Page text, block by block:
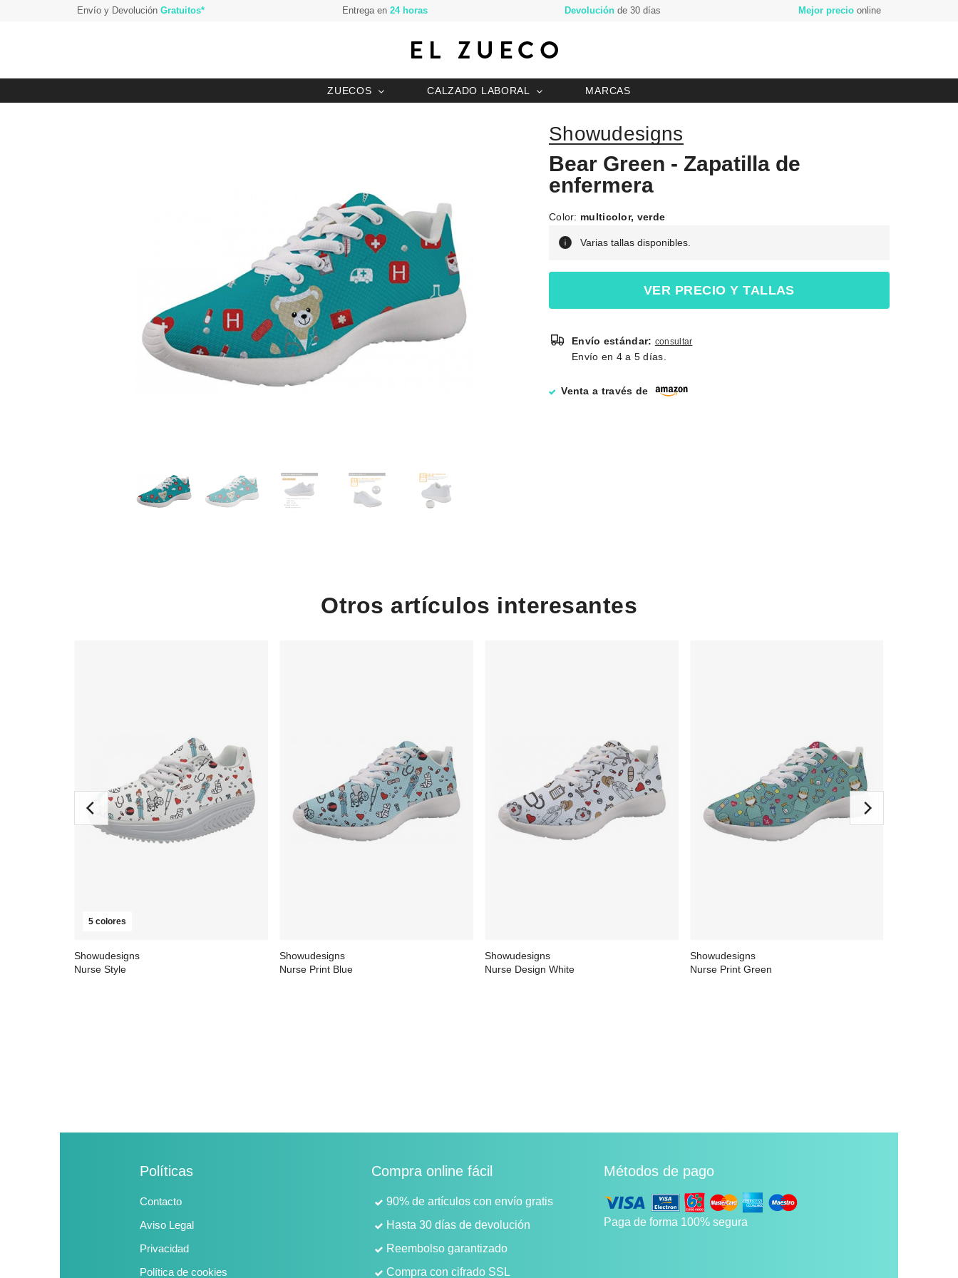
Envío y Devolución Gratuitos* Entrega en 24 horas Devolución de 30 días Mejor precioonline
ZUECOS CALZADO LABORAL MARCAS
Showudesigns
Bear Green - Zapatilla de
enfermera
Color: multicolor, verde
Varias tallas disponibles.
VER PRECIO Y TALLAS
Envío estándar: consultar
Envío en 4 a 5 días.
Venta a través de
Otros artículos interesantes
5 colores
Showudesigns
Nurse Style
Showudesigns
Nurse Print Blue
Showudesigns
Nurse Design White
Showudesigns
Nurse Print Green
Políticas
Contacto
Aviso Legal
Privacidad
Política de cookies
Compra online fácil
90% de artículos con envío gratis
Hasta 30 días de devolución
Reembolso garantizado
Compra con cifrado SSL
Métodos de pago
Paga de forma 100% segura